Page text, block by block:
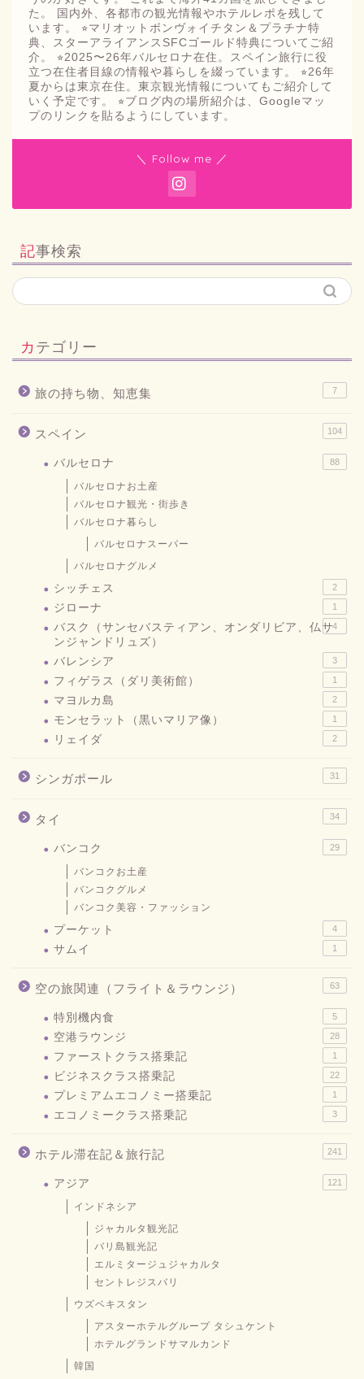
た。 国内外、各都市の観光情報やホテルレポを残して
います。 ⭐︎マリオットボンヴォイチタン＆プラチナ特
典、スターアライアンスSFCゴールド特典についてご紹
介。 ⭐︎2025〜26年バルセロナ在住。スペイン旅行に役
立つ在住者目線の情報や暮らしを綴っています。 ⭐︎26年
夏からは東京在住。東京観光情報についてもご紹介して
いく予定です。 ⭐︎ブログ内の場所紹介は、Googleマッ
プのリンクを貼るようにしています。
＼ Follow me ／
記事検索
カテゴリー
旅の持ち物、知恵集 7
スペイン 104
バルセロナ 88
バルセロナお土産
バルセロナ観光・街歩き
バルセロナ暮らし
バルセロナスーパー
バルセロナグルメ
シッチェス 2
ジローナ 1
バスク（サンセバスティアン、オンダリビア、仏サ
ンジャンドリュズ）
4
バレンシア 3
フィゲラス（ダリ美術館） 1
マヨルカ島 2
モンセラット（黒いマリア像） 1
リェイダ 2
シンガポール 31
タイ 34
バンコク 29
バンコクお土産
バンコクグルメ
バンコク美容・ファッション
プーケット 4
サムイ 1
空の旅関連（フライト＆ラウンジ） 63
特別機内食 5
空港ラウンジ 28
ファーストクラス搭乗記 1
ビジネスクラス搭乗記 22
プレミアムエコノミー搭乗記 1
エコノミークラス搭乗記 3
ホテル滞在記＆旅行記 241
アジア 121
インドネシア
ジャカルタ観光記
バリ島観光記
エルミタージュジャカルタ
セントレジスバリ
ウズベキスタン
アスターホテルグループ タシュケント
ホテルグランドサマルカンド
韓国